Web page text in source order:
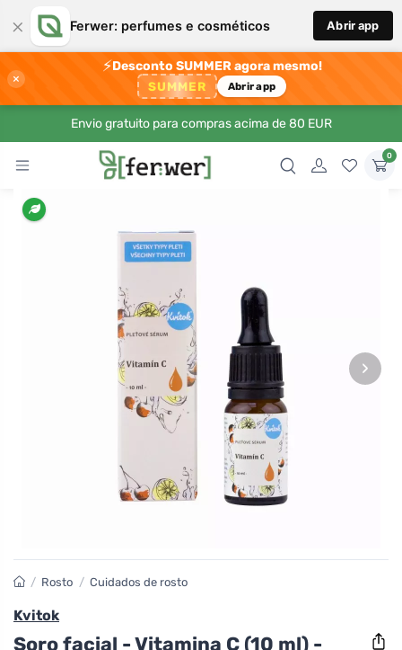
× Ferwer: perfumes e cosméticos Abrir app
×
⚡Desconto SUMMER agora mesmo!
SUMMER Abrir app
Envio gratuito para compras acima de 80 EUR
0
›
/ Rosto / Cuidados de rosto
Kvitok
Soro facial - Vitamina C (10 ml) -